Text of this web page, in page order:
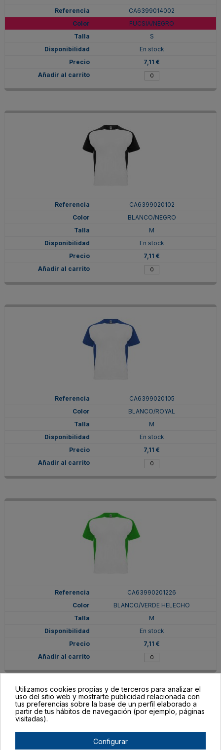
CA6399014002
FUCSIA/NEGRO
S
En stock
7,11 €
CA6399020102
BLANCO/NEGRO
M
En stock
7,11 €
CA6399020105
BLANCO/ROYAL
M
En stock
7,11 €
CA63990201226
BLANCO/VERDE HELECHO
M
En stock
7,11 €
Utilizamos cookies propias y de terceros para analizar el
uso del sitio web y mostrarte publicidad relacionada con
tus preferencias sobre la base de un perfil elaborado a
partir de tus hábitos de navegación (por ejemplo, páginas
visitadas).
Configurar